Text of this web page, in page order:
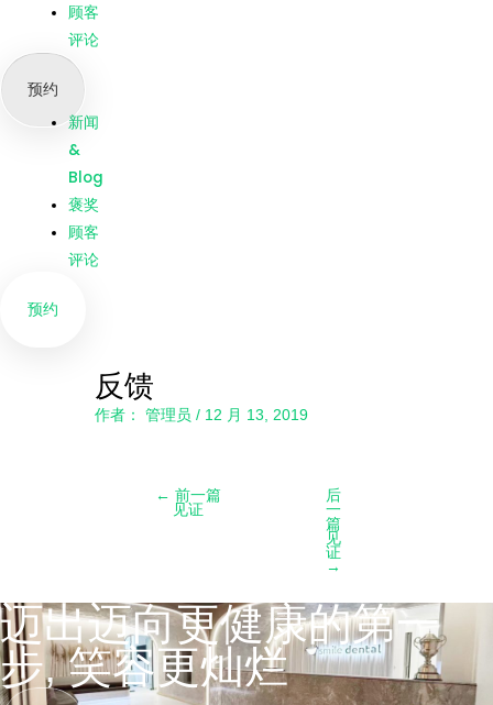
式
关于
关于
我们
新闻
&
Blog
褒奖
顾客
评论
预约
顾客
评论
预约
反馈
作者： 管理员/ 12 月 13, 2019
← 前一篇
见证
后
一
篇
见
证
→
迈出迈向更健康的第一
步, 笑容更灿烂